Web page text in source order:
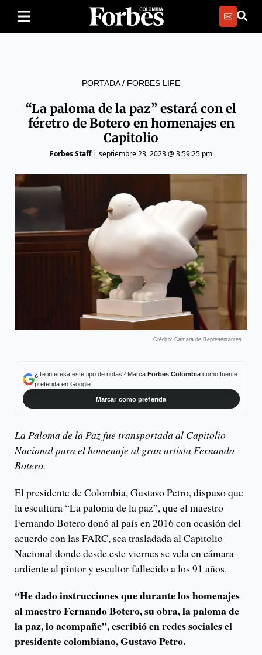
PORTADA/ FORBES LIFE
“La paloma de la paz” estará con el
féretro de Botero en homenajes en
Capitolio
Forbes Staff| septiembre 23, 2023 @ 3:59:25 pm
Crédito: Cámara de Representantes
¿Te interesa este tipo de notas? Marca Forbes Colombiacomo fuente
preferida en Google.
Marcar como preferida
La Paloma de la Paz fue transportada al Capitolio
Nacional para el homenaje al gran artista Fernando
Botero.
El presidente de Colombia, Gustavo Petro, dispuso que
la escultura “La paloma de la paz”, que el maestro
Fernando Botero donó al país en 2016 con ocasión del
acuerdo con las FARC, sea trasladada al Capitolio
Nacional donde desde este viernes se vela en cámara
ardiente al pintor y escultor fallecido a los 91 años.
“He dado instrucciones que durante los homenajes
al maestro Fernando Botero, su obra, la paloma de
la paz, lo acompañe”, escribió en redes sociales el
presidente colombiano, Gustavo Petro.